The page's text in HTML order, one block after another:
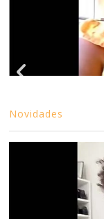
Novidades